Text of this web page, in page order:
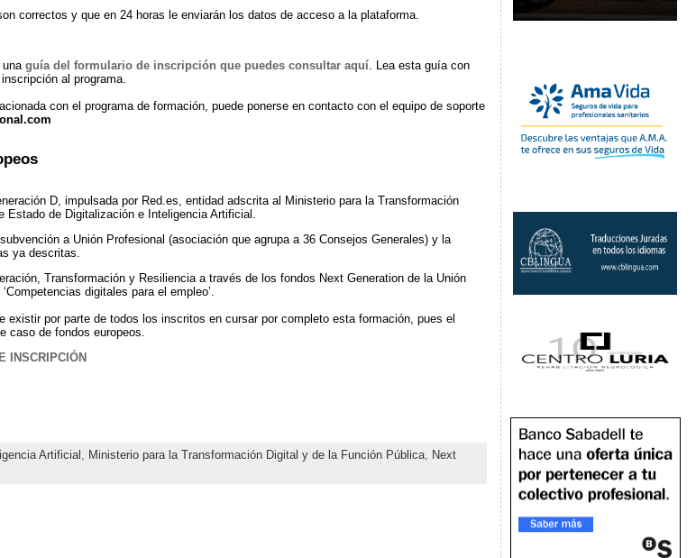
correctos y que en 24 horas le enviarán los datos de acceso a la plataforma.
guía del formulario de inscripción que puedes consultar aquí. Lea esta guía con
al programa.
con el programa de formación, puede ponerse en contacto con el equipo de soporte
D, impulsada por Red.es, entidad adscrita al Ministerio para la Transformación
Estado de Digitalización e Inteligencia Artificial.
a Unión Profesional (asociación que agrupa a 36 Consejos Generales) y la
ya descritas.
Transformación y Resiliencia a través de los fondos Next Generation de la Unión
digitales para el empleo’.
existir por parte de todos los inscritos en cursar por completo esta formación, pues el
caso de fondos europeos.
INSCRIPCIÓN
Artificial , Ministerio para la Transformación Digital y de la Función Pública, Next